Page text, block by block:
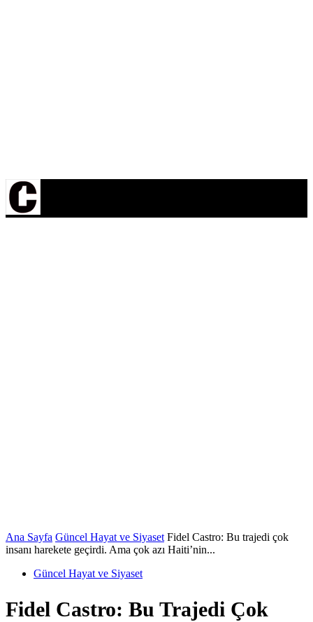
Ana Sayfa Güncel Hayat ve Siyaset Fidel Castro: Bu trajedi çok
insanı harekete geçirdi. Ama çok azı Haiti’nin...
Güncel Hayat ve Siyaset
Fidel Castro: Bu Trajedi Çok